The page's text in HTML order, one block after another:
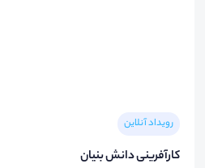
رویداد آنلاین
کارآفرینی دانش بنیان